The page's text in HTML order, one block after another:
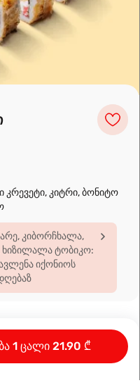
OpenStreetMap
კრევეტი, კიტრი, ბონიტო
კიბორჩხალა,
ხიზილალა ტობიკო:
იქონიოს
1 ცალი 21.90 ₾